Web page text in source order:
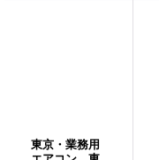
東京・業務用